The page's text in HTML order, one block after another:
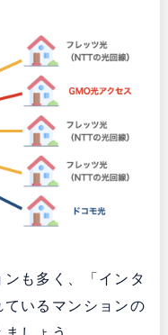
も多く、「インタ
いるマンションの